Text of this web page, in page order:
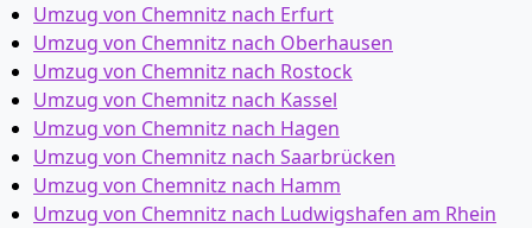
Umzug von Chemnitz nach Erfurt
Umzug von Chemnitz nach Oberhausen
Umzug von Chemnitz nach Rostock
Umzug von Chemnitz nach Kassel
Umzug von Chemnitz nach Hagen
Umzug von Chemnitz nach Saarbrücken
Umzug von Chemnitz nach Hamm
Umzug von Chemnitz nach Ludwigshafen am Rhein